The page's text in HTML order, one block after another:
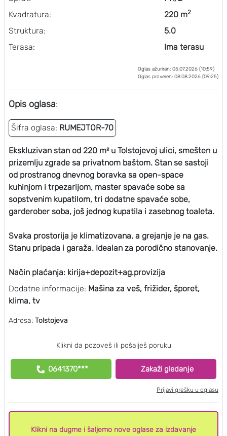
Kvadratura:
Struktura:
Terasa:
220 m2
5.0
Ima terasu
Oglas ažuriran: 05.07.2026 (10:59)
Oglas proveren: 08.08.2026 (09:25)
Opis oglasa:
Šifra oglasa: RUMEJTOR-70
Ekskluzivan stan od 220 m² u Tolstojevoj ulici, smešten u
prizemlju zgrade sa privatnom baštom. Stan se sastoji
od prostranog dnevnog boravka sa open-space
kuhinjom i trpezarijom, master spavaće sobe sa
sopstvenim kupatilom, tri dodatne spavaće sobe,
garderober soba, još jednog kupatila i zasebnog toaleta.
Svaka prostorija je klimatizovana, a grejanje je na gas.
Stanu pripada i garaža. Idealan za porodično stanovanje.
Način plaćanja: kirija+depozit+ag.provizija
Dodatne informacije: Mašina za veš, frižider, šporet,
klima, tv
Adresa: Tolstojeva
Klikni da pozoveš ili pošalješ poruku
0641370*** Zakaži gledanje
Prijavi grešku u oglasu
Klikni na dugme i šaljemo nove oglase za izdavanje